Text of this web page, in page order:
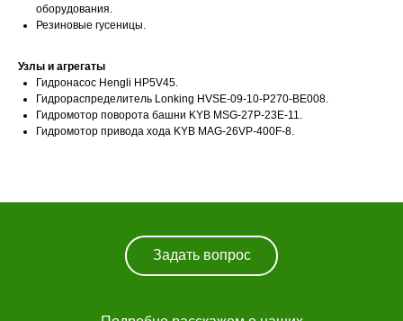
оборудования.
Резиновые гусеницы.
Узлы и агрегаты
Гидронасос Hengli HP5V45.
Гидрораспределитель Lonking HVSE-09-10-P270-BE008.
Гидромотор поворота башни KYB MSG-27P-23E-11.
Гидромотор привода хода KYB MAG-26VP-400F-8.
Задать вопрос
Заказать звонок
Навигация